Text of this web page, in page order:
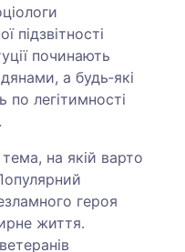
підзвітності
починають
а будь‑які
по легітимності
на якій варто
героя
життя.